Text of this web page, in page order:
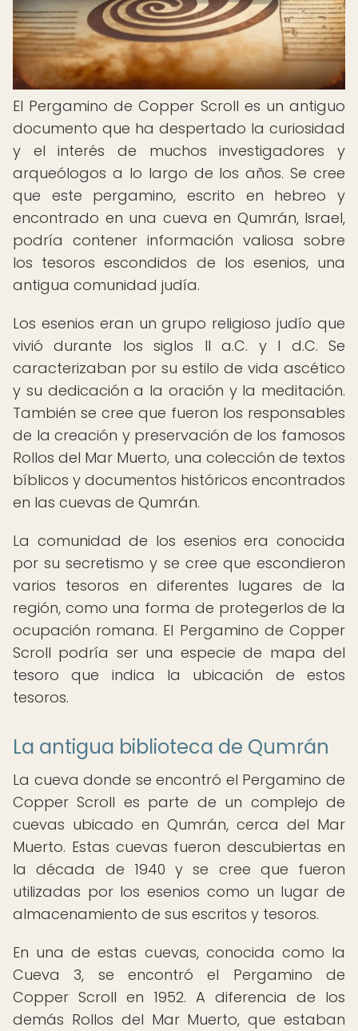
El Pergamino de Copper Scroll es un antiguo
documento que ha despertado la curiosidad
y el interés de muchos investigadores y
arqueólogos a lo largo de los años. Se cree
que este pergamino, escrito en hebreo y
encontrado en una cueva en Qumrán, Israel,
podría contener información valiosa sobre
los tesoros escondidos de los esenios, una
antigua comunidad judía.
Los esenios eran un grupo religioso judío que
vivió durante los siglos II a.C. y I d.C. Se
caracterizaban por su estilo de vida ascético
y su dedicación a la oración y la meditación.
También se cree que fueron los responsables
de la creación y preservación de los famosos
Rollos del Mar Muerto, una colección de textos
bíblicos y documentos históricos encontrados
en las cuevas de Qumrán.
La comunidad de los esenios era conocida
por su secretismo y se cree que escondieron
varios tesoros en diferentes lugares de la
región, como una forma de protegerlos de la
ocupación romana. El Pergamino de Copper
Scroll podría ser una especie de mapa del
tesoro que indica la ubicación de estos
tesoros.
La antigua biblioteca de Qumrán
La cueva donde se encontró el Pergamino de
Copper Scroll es parte de un complejo de
cuevas ubicado en Qumrán, cerca del Mar
Muerto. Estas cuevas fueron descubiertas en
la década de 1940 y se cree que fueron
utilizadas por los esenios como un lugar de
almacenamiento de sus escritos y tesoros.
En una de estas cuevas, conocida como la
Cueva 3, se encontró el Pergamino de
Copper Scroll en 1952. A diferencia de los
demás Rollos del Mar Muerto, que estaban